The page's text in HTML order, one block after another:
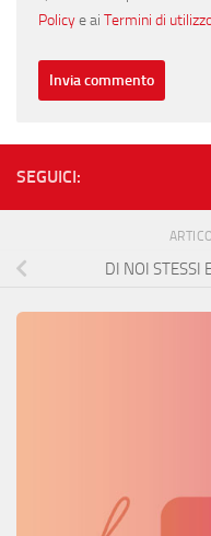
Policye ai Termini di
SEGUICI:
DI NOI STESSI